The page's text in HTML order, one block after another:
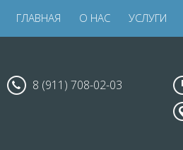
ГЛАВНАЯ О НАС УСЛУГИ
8 (911) 708-02-03